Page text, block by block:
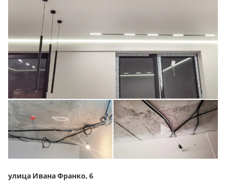
улица Ивана Франко, 6